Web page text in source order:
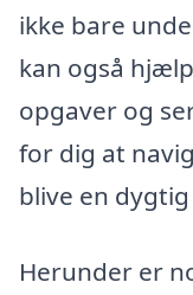
ikke bare
kan også
opgaver og
for dig at
blive en
Herunder er